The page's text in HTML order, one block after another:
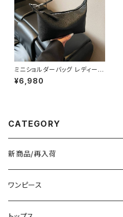
ミニショルダーバッグ レディース
ワンショルダーバッグ 無地 シン
プル バッグ 斜めがけ 大人可愛
¥6,980
CATEGORY
新商品/再入荷
ワンピース